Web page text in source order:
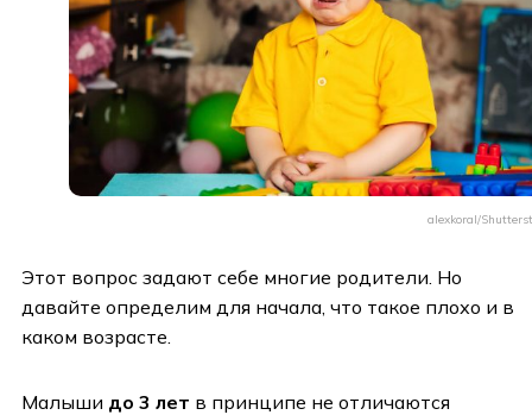
alexkoral/
Этот вопрос задают себе многие родители. Но
давайте определим для начала, что такое плохо и в
каком возрасте.
Малыши до 3 лет в принципе не отличаются